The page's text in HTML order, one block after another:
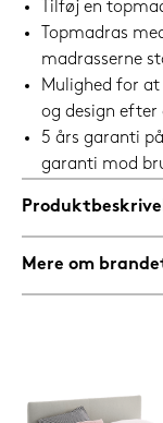
Tilføj en
Topmadras
madrasserne
Mulighed for
og design efter
5 års garanti
garanti mod
Mere om